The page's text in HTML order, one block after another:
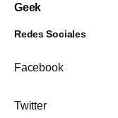
Geek
Redes Sociales
Facebook
Twitter